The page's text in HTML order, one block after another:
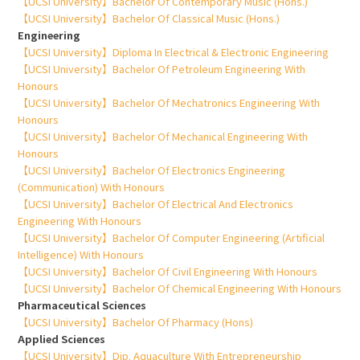
【UCSI University】Bachelor Of Classical Music (Hons.)
Engineering
【UCSI University】Diploma In Electrical & Electronic Engineering
【UCSI University】Bachelor Of Petroleum Engineering With
Honours
【UCSI University】Bachelor Of Mechatronics Engineering With
Honours
【UCSI University】Bachelor Of Mechanical Engineering With
Honours
【UCSI University】Bachelor Of Electronics Engineering
(Communication) With Honours
【UCSI University】Bachelor Of Electrical And Electronics
Engineering With Honours
【UCSI University】Bachelor Of Computer Engineering (Artificial
Intelligence) With Honours
【UCSI University】Bachelor Of Civil Engineering With Honours
【UCSI University】Bachelor Of Chemical Engineering With Honours
Pharmaceutical Sciences
【UCSI University】Bachelor Of Pharmacy (Hons)
Applied Sciences
【UCSI University】Dip. Aquaculture With Entrepreneurship